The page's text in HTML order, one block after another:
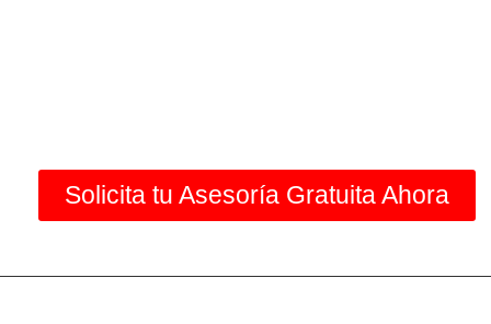
Solicita tu Asesoría Gratuita Ahora